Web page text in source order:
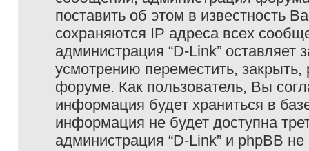
поставить об этом в известность
сохраняются IP адреса всех
администрация “D-Link”
усмотрению переместить,
форуме. Как пользователь, Вы
информация будет храниться в
информация не будет доступна
администрация “D-Link” и phpBB